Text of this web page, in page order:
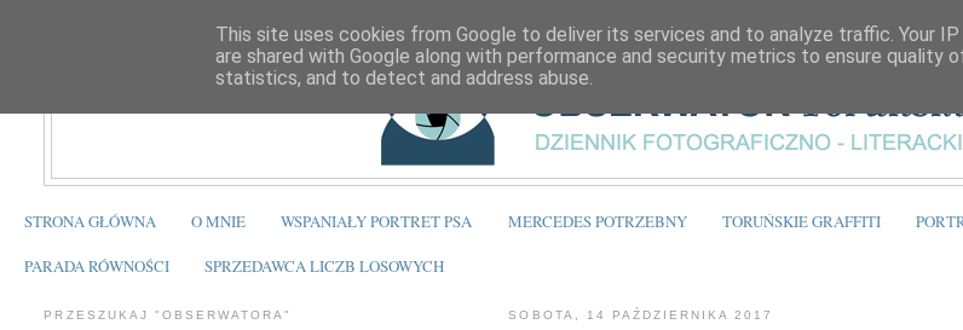
STRONA GŁÓWNA O MNIE WSPANIAŁY PORTRET PSA MERCEDES POTRZEBNY TORUŃSKIE GRAFFITI
PARADA RÓWNOŚCI SPRZEDAWCA LICZB LOSOWYCH
SOBOTA, 14 PAŹDZIERNIKA 2017
PRZESZUKAJ "OBSERWATORA"
This site uses cookies from Google to deliver its services and to analyze traffic. Your
are shared with Google along with performance and security metrics to ensure quality
statistics, and to detect and address abuse.